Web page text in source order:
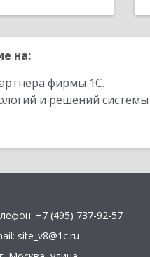
на:
фирмы 1С.
и решений
+7 (495) 737-92-57
site_v8@1c.ru